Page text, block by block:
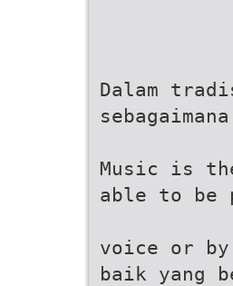
Dalam
Music is
able to be
voice or
baik yang